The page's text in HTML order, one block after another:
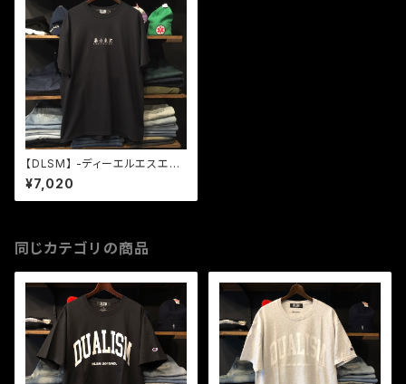
【DLSM】 -ディーエルエスエム-
暴力東京 TEE BLACK
¥7,020
同じカテゴリの商品